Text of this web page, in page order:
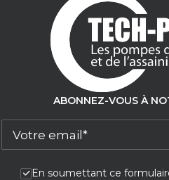
ABONNEZ-VOUS À
En soumettant ce